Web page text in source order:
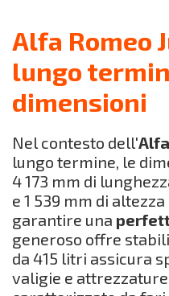
Alfa Romeo
lungo
dimensioni
Nel contesto dell'
lungo termine, le
4 173 mm di
e 1 539 mm di
garantire una
generoso offre
da 415 litri assicura
valigie e